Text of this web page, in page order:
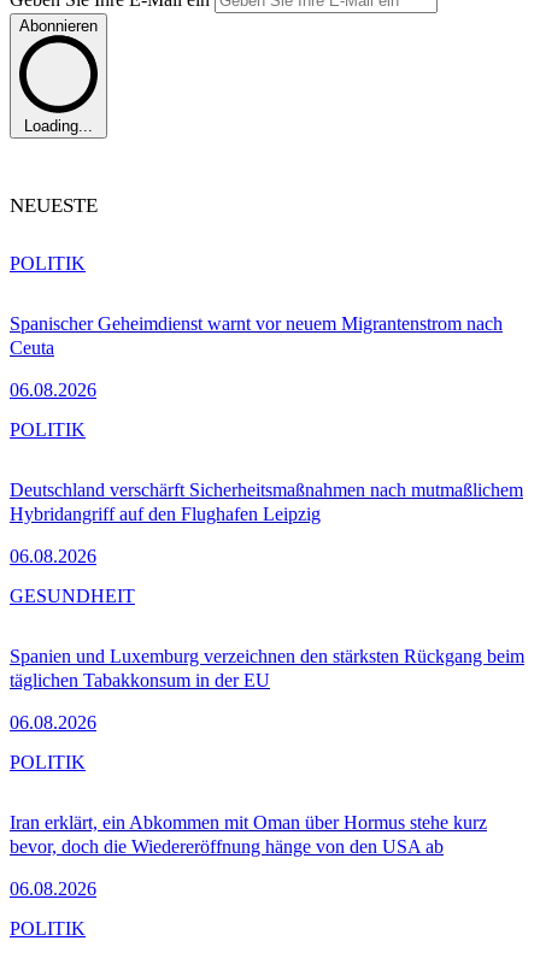
Abonnieren
Loading...
NEUESTE
Spanischer Geheimdienst warnt vor neuem Migrantenstrom nach
Ceuta
06.08.2026
POLITIK
Deutschland verschärft Sicherheitsmaßnahmen nach mutmaßlichem
Hybridangriff auf den Flughafen Leipzig
06.08.2026
POLITIK
Spanien und Luxemburg verzeichnen den stärksten Rückgang beim
täglichen Tabakkonsum in der EU
06.08.2026
GESUNDHEIT
Iran erklärt, ein Abkommen mit Oman über Hormus stehe kurz
bevor, doch die Wiedereröffnung hänge von den USA ab
06.08.2026
POLITIK
POLITIK